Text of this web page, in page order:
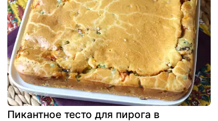
Пикантное тесто для пирога в